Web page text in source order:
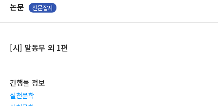
논문 전문잡지
[시] 말동무 외 1편
간행물 정보
실천문학